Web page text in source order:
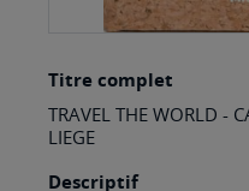
to
the
Titre complet
TRAVEL THE WORLD -
LIEGE
Descriptif